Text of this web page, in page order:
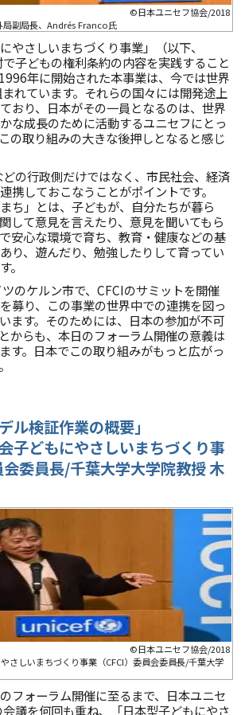
©日本ユニセフ協会/2018
局副局長、Andrés Franco氏
やさしいまちづくり事業」（以下、
子どもの権利条約の内容を実践すること
年に開始された本事業は、今では世界
れています。それらの国々には開発途上
おり、日本がその一員となるのは、世界
な成長のために活動するユニセフにとっ
の取り組みの大きな後押しとなると感じ
の行政側だけではなく、市民社会、経済
携しておこなうことがポイントです。
ち」とは、子どもが、自分たちが暮ら
して意見を言えたり、意見を聞いてもら
安心な環境で育ち、教育・健康などの基
り、遊んだり、勉強したりして育ってい
。
のケルン市で、CFCIのサミットを開催
募り、この事業の世界中での連携を図っ
ます。そのためには、日本の参加が不可
からも、本日のフォーラム開催の意義は
す。日本でこの取り組みがもっと広がっ
ル検証作業の概要」
子どもにやさしいまちづくり事
委員長/千葉大学大学院教授 木
©日本ユニセフ協会/2018
さしいまちづくり事業（CFCI）委員会委員長/千葉大学
フォーラム開催に至るまで、日本ユニセ
議を何回も重ね、「日本型子どもにやさ